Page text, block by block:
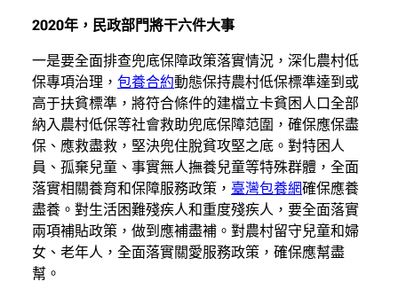
2020年，民政部門將干六件大事
一是要全面排查兜底保障政策落實情況，深化農村低
保專項治理， 包養合約動態保持農村低保標準達到或
高于扶貧標準，將符合條件的建檔立卡貧困人口全部
納入農村低保等社會救助兜底保障范圍，確保應保盡
保、應救盡救，堅決兜住脫貧攻堅之底。對特困人
員、孤棄兒童、事實無人撫養兒童等特殊群體，全面
落實相關養育和保障服務政策， 臺灣包養網確保應養
盡養。對生活困難殘疾人和重度殘疾人，要全面落實
兩項補貼政策，做到應補盡補。對農村留守兒童和婦
女、老年人，全面落實關愛服務政策，確保應幫盡
幫。